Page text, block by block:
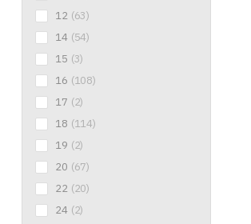
12 (63)
14 (54)
15 (3)
16 (108)
17 (2)
18 (114)
19 (2)
20 (67)
22 (20)
24 (2)